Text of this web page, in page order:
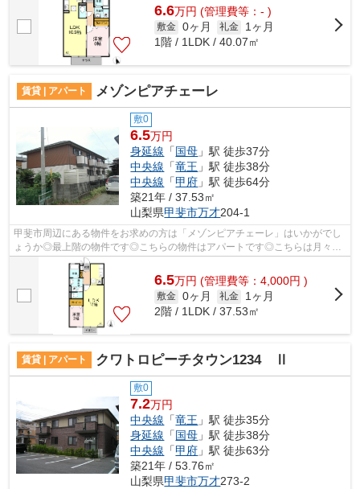
6.6万円 (管理費等：- )
敷金 0ヶ月 礼金
1ヶ月
1階 / 1LDK / 40.07㎡
賃貸 | アパート メゾンピアチェーレ
敷0
6.5万円
身延線 「国母 」駅 徒歩37分
中央線 「竜王 」駅 徒歩38分
中央線 「甲府 」駅 徒歩64分
築21年 / 37.53㎡
山梨県甲斐市万才204-1
甲斐市周辺にある物件をお求めの方は「メゾンピアチェーレ」はいかがでし
ょうか◎最上階の物件です◎こちらの物件はアパートです◎こちらは月々の
家賃が6.5万円の物件です◎ベストハウスサ...
6.5万円 (管理費等：4,000円 )
敷金 0ヶ月 礼金
1ヶ月
2階 / 1LDK / 37.53㎡
賃貸 | アパート クワトロピーチタウン1234 Ⅱ
敷0
7.2万円
中央線 「竜王 」駅 徒歩35分
身延線 「国母 」駅 徒歩38分
中央線 「甲府 」駅 徒歩63分
築21年 / 53.76㎡
山梨県甲斐市万才273-2